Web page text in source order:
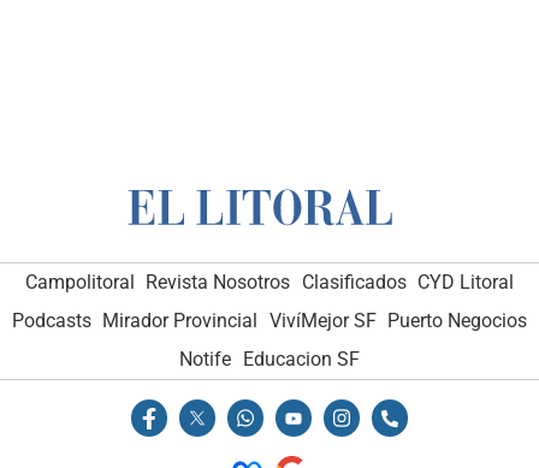
Campolitoral Revista Nosotros Clasificados CYD Litoral
Podcasts Mirador Provincial VivíMejor SF Puerto Negocios
Notife
Educacion SF